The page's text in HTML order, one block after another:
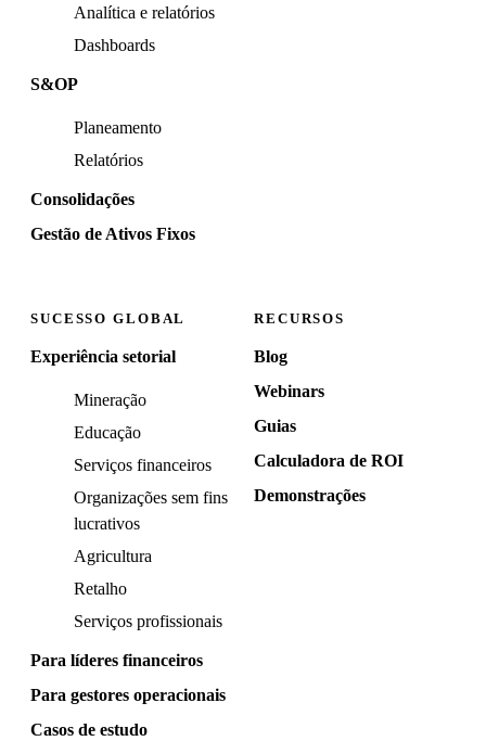
Analítica e relatórios
Dashboards
S&OP
Planeamento
Relatórios
Consolidações
Gestão de Ativos Fixos
SUCESSO GLOBAL
Experiência setorial
Mineração
Educação
Serviços financeiros
Organizações sem fins
lucrativos
Agricultura
Retalho
Serviços profissionais
Para líderes financeiros
Para gestores operacionais
Casos de estudo
RECURSOS
Blog
Webinars
Guias
Calculadora de ROI
Demonstrações